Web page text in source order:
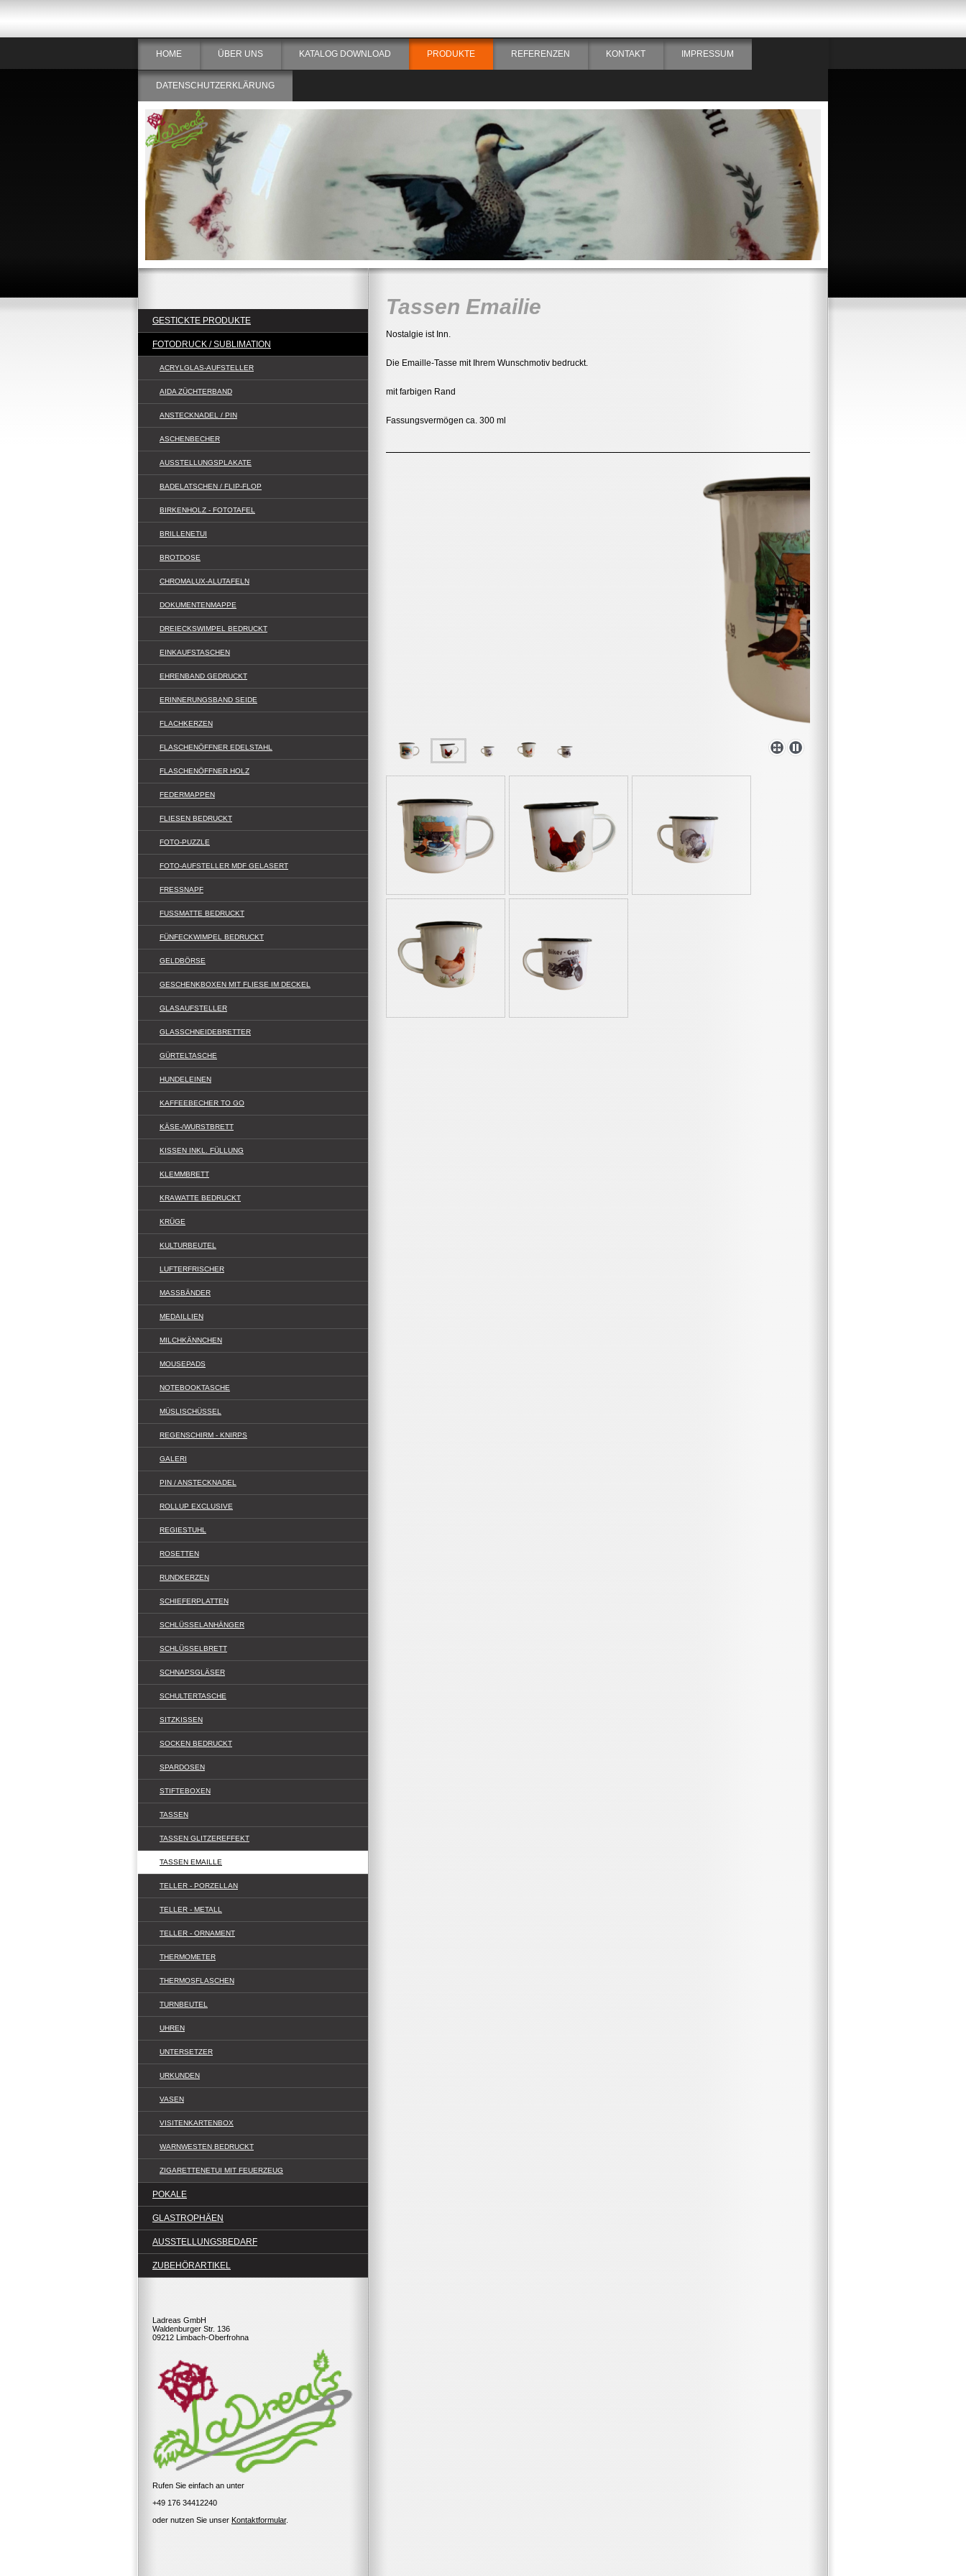
HOME ÜBER UNS KATALOG DOWNLOAD PRODUKTE REFERENZEN KONTAKT IMPRESSUM
DATENSCHUTZERKLÄRUNG
GESTICKTE PRODUKTE
FOTODRUCK / SUBLIMATION
ACRYLGLAS-AUFSTELLER
AIDA ZÜCHTERBAND
ANSTECKNADEL / PIN
ASCHENBECHER
AUSSTELLUNGSPLAKATE
BADELATSCHEN / FLIP-FLOP
BIRKENHOLZ - FOTOTAFEL
BRILLENETUI
BROTDOSE
CHROMALUX-ALUTAFELN
DOKUMENTENMAPPE
DREIECKSWIMPEL BEDRUCKT
EINKAUFSTASCHEN
EHRENBAND GEDRUCKT
ERINNERUNGSBAND SEIDE
FLACHKERZEN
FLASCHENÖFFNER EDELSTAHL
FLASCHENÖFFNER HOLZ
FEDERMAPPEN
FLIESEN BEDRUCKT
FOTO-PUZZLE
FOTO-AUFSTELLER MDF GELASERT
FRESSNAPF
FUSSMATTE BEDRUCKT
FÜNFECKWIMPEL BEDRUCKT
GELDBÖRSE
GESCHENKBOXEN MIT FLIESE IM DECKEL
GLASAUFSTELLER
GLASSCHNEIDEBRETTER
GÜRTELTASCHE
HUNDELEINEN
KAFFEEBECHER TO GO
KÄSE-/WURSTBRETT
KISSEN INKL. FÜLLUNG
KLEMMBRETT
KRAWATTE BEDRUCKT
KRÜGE
KULTURBEUTEL
LUFTERFRISCHER
MASSBÄNDER
MEDAILLIEN
MILCHKÄNNCHEN
MOUSEPADS
NOTEBOOKTASCHE
MÜSLISCHÜSSEL
REGENSCHIRM - KNIRPS
GALERI
PIN / ANSTECKNADEL
ROLLUP EXCLUSIVE
REGIESTUHL
ROSETTEN
RUNDKERZEN
SCHIEFERPLATTEN
SCHLÜSSELANHÄNGER
SCHLÜSSELBRETT
SCHNAPSGLÄSER
SCHULTERTASCHE
SITZKISSEN
SOCKEN BEDRUCKT
SPARDOSEN
STIFTEBOXEN
TASSEN
TASSEN GLITZEREFFEKT
TASSEN EMAILLE
TELLER - PORZELLAN
TELLER - METALL
TELLER - ORNAMENT
THERMOMETER
THERMOSFLASCHEN
TURNBEUTEL
UHREN
UNTERSETZER
URKUNDEN
VASEN
VISITENKARTENBOX
WARNWESTEN BEDRUCKT
ZIGARETTENETUI MIT FEUERZEUG
POKALE
GLASTROPHÄEN
AUSSTELLUNGSBEDARF
ZUBEHÖRARTIKEL
Ladreas GmbH
Waldenburger Str. 136
09212 Limbach-Oberfrohna
Rufen Sie einfach an unter
+49 176 34412240
oder nutzen Sie unserKontaktformular.
Tassen Emailie
Nostalgie ist Inn.
Die Emaille-Tasse mit Ihrem Wunschmotiv bedruckt.
mit farbigen Rand
Fassungsvermögen ca. 300 ml